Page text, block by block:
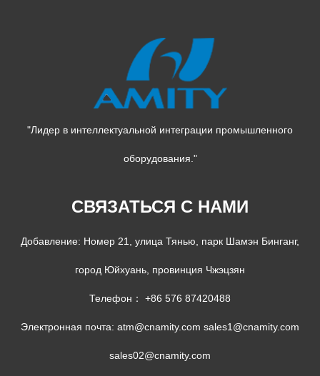
"Лидер в интеллектуальной интеграции промышленного
оборудования."
СВЯЗАТЬСЯ С НАМИ
Добавление: Номер 21, улица Тянью, парк Шамэн Бинганг,
город Юйхуань, провинция Чжэцзян
Телефон： +86 576 87420488
Электронная почта: atm@cnamity.com sales1@cnamity.com
sales02@cnamity.com